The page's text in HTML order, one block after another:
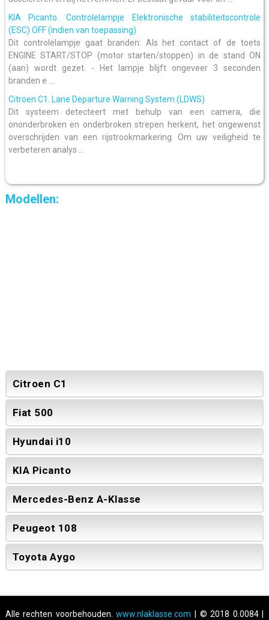
KIA Picanto. Controlelampje Elektronische stabiliteitscontrole
(ESC) OFF (indien van toepassing)
Dit controlelampje gaat branden: Als het contact of de toets
ENGINE START/STOP (motor starten/stoppen) in de stand ON
(aan) wordt gezet. - Het lampje blijft ongeveer 3 seconden
branden e ...
Citroen C1. Lane Departure Warning System (LDWS)
Dit systeem detecteert met behulp van een camera, die
ononderbroken en onderbroken strepen herkent, het ongewenst
overschrijden van een rijstrookmarkering. Om uw veiligheid te
verbeteren analys ...
Modellen:
Citroen C1
Fiat 500
Hyundai i10
KIA Picanto
Mercedes-Benz A-Klasse
Peugeot 108
Toyota Aygo
Alle rechten voorbehouden.www.nlaklasse.com | © 2018 0.0084 |